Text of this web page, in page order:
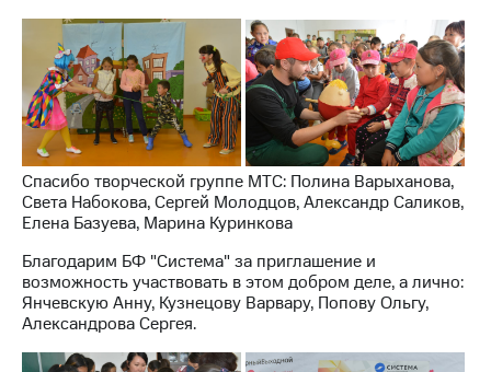
Описание
Программа
приобретения
Порядок
выкупа
акций
Дивиденды
Рынок
облигаций
Описание
Еврооблигации-2023
Уведомление
о
погашении
именных
облигаций
Другое
Спасибо творческой группе МТС: Полина Варыханова,
Света Набокова, Сергей Молодцов, Александр Саликов,
Елена Базуева, Марина Куринкова
Благодарим БФ "Система" за приглашение и
возможность участвовать в этом добром деле, а лично:
Янчевскую Анну, Кузнецову Варвару, Попову Ольгу,
Александрова Сергея.